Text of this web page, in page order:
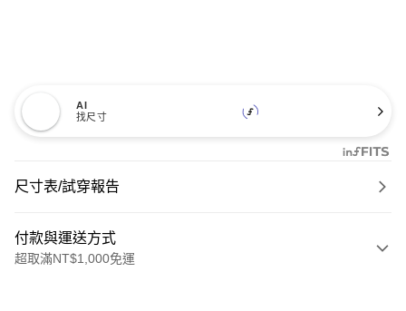
AI
找尺寸
尺寸表/試穿報告
付款與運送方式
超取滿NT$1,000免運